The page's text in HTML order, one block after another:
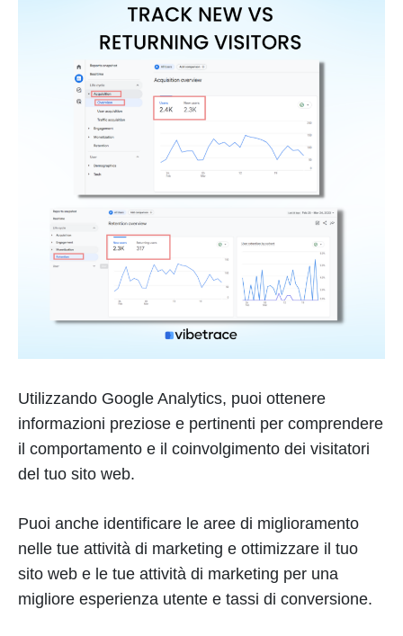
Utilizzando Google Analytics, puoi ottenere
informazioni preziose e pertinenti per comprendere
il comportamento e il coinvolgimento dei visitatori
del tuo sito web.
Puoi anche identificare le aree di miglioramento
nelle tue attività di marketing e ottimizzare il tuo
sito web e le tue attività di marketing per una
migliore esperienza utente e tassi di conversione.